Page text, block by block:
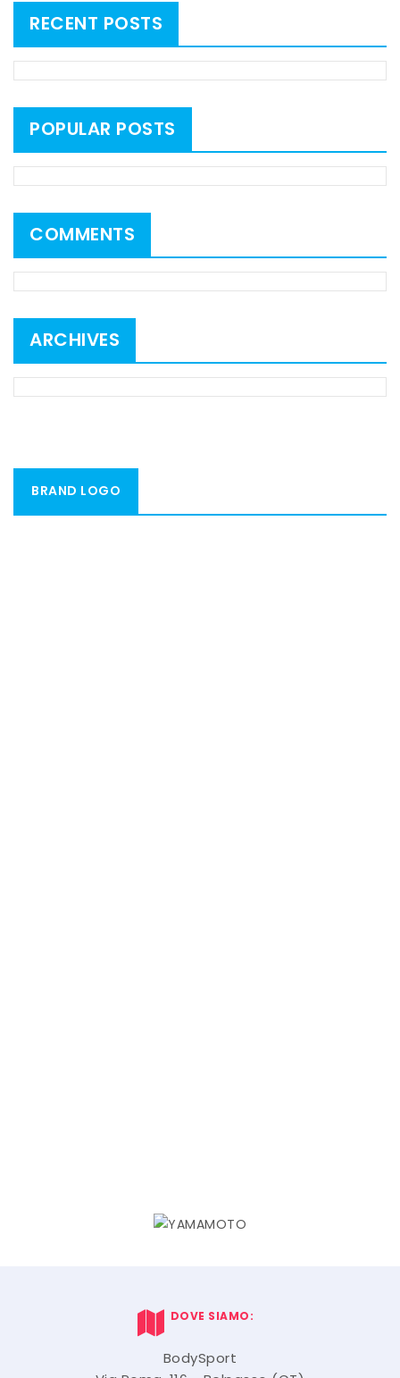
RECENT POSTS
POPULAR POSTS
COMMENTS
ARCHIVES
BRAND LOGO
DOVE SIAMO:
BodySport